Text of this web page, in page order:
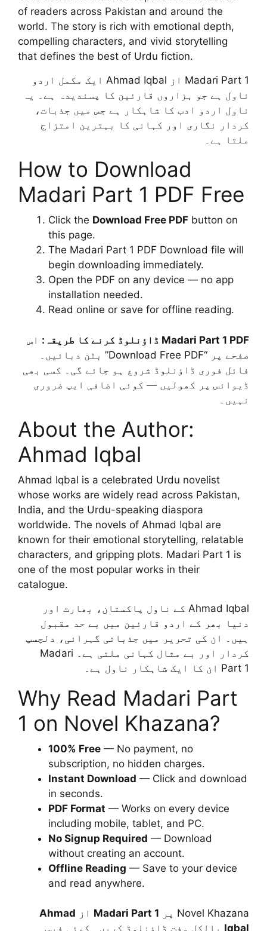
of readers across Pakistan and around the
world. The story is rich with emotional depth,
compelling characters, and vivid storytelling
that defines the best of Urdu fiction.
Madari Part 1 از Ahmad Iqbal ایک مکمل اردو
ناول ہے جو ہزاروں قارئین کا پسندیدہ ہے۔ یہ
ناول اردو ادب کا شاہکار ہے جس میں جذبات،
کردار نگاری اور کہانی کا بہترین امتزاج
ملتا ہے۔
How to Download
Madari Part 1 PDF Free
Click the Download Free PDF button on
this page.
The Madari Part 1 PDF Download file will
begin downloading immediately.
Open the PDF on any device — no app
installation needed.
Read online or save for offline reading.
Madari Part 1 PDF ڈاؤنلوڈ کرنے کا طریقہ:
اس
صفحے پر “Download Free PDF” بٹن دبائیں۔
فائل فوری ڈاؤنلوڈ شروع ہو جائے گی۔ کسی بھی
ڈیوائس پر کھولیں — کوئی اضافی ایپ ضروری
نہیں۔
About the Author:
Ahmad Iqbal
Ahmad Iqbal is a celebrated Urdu novelist
whose works are widely read across Pakistan,
India, and the Urdu-speaking diaspora
worldwide. The novels of Ahmad Iqbal are
known for their emotional storytelling, relatable
characters, and gripping plots. Madari Part 1 is
one of the most popular works in their
catalogue.
Ahmad Iqbal کے ناول پاکستان، بھارت اور
دنیا بھر کے اردو قارئین میں بے حد مقبول
ہیں۔ ان کی تحریر میں جذباتی گہرائی، دلچسپ
کردار اور بے مثال کہانی ملتی ہے۔ Madari
Part 1 ان کا ایک شاہکار ناول ہے۔
Why Read Madari Part
1 on Novel Khazana?
100% Free — No payment, no
subscription, no hidden charges.
Instant Download — Click and download
in seconds.
PDF Format — Works on every device
including mobile, tablet, and PC.
No Signup Required — Download
without creating an account.
Offline Reading — Save to your device
and read anywhere.
Novel Khazana پر Madari Part 1 از Ahmad
Iqbal بالکل مفت ڈاؤنلوڈ کریں۔ کوئی فیس